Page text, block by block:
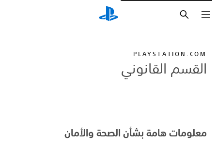
PLAYSTATION.COM
القسم القانوني
معلومات هامة بشأن الصحة والأمان